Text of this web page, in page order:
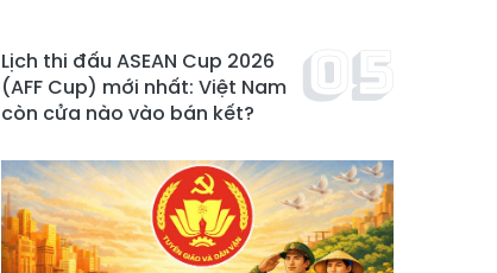
Lịch thi đấu ASEAN Cup 2026
(AFF Cup) mới nhất: Việt Nam
còn cửa nào vào bán kết?